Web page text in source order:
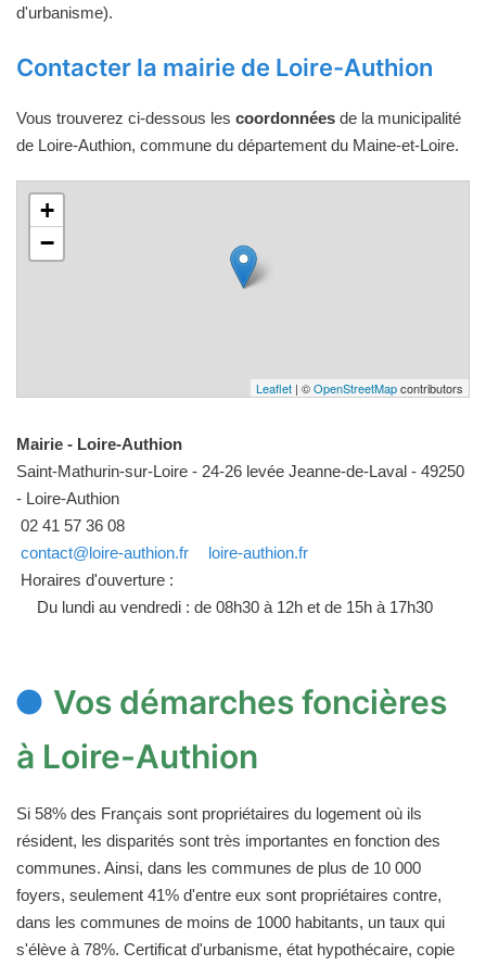
d'urbanisme).
Contacter la mairie de Loire-Authion
Vous trouverez ci-dessous les coordonnées de la municipalité
de Loire-Authion, commune du département du Maine-et-Loire.
+
−
Leaflet | ©OpenStreetMapcontributors
Mairie - Loire-Authion
Saint-Mathurin-sur-Loire - 24-26 levée Jeanne-de-Laval - 49250
- Loire-Authion
02 41 57 36 08
contact@loire-authion.fr
loire-authion.fr
Horaires d'ouverture :
Du lundi au vendredi : de 08h30 à 12h et de 15h à 17h30
Vos démarches foncières
à Loire-Authion
Si 58% des Français sont propriétaires du logement où ils
résident, les disparités sont très importantes en fonction des
communes. Ainsi, dans les communes de plus de 10 000
foyers, seulement 41% d'entre eux sont propriétaires contre,
dans les communes de moins de 1000 habitants, un taux qui
s'élève à 78%. Certificat d'urbanisme, état hypothécaire, copie